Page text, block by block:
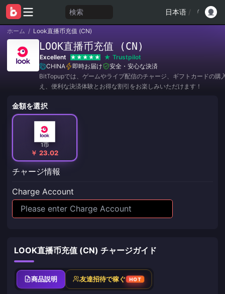
検索 日本语 /
ホーム / Look直播币充值 (CN)
LOOK直播币充值 (CN)
Excellent
Trustpilot
CHINA
即時お届け
安全・安心な決済
BitTopupでは、ゲームやライブ配信のチャージ、ギフトカードの購
え、便利な決済体験とお得な割引をお楽しみいただけます！
金額を選択
1币
￥ 23.02
チャージ情報
Charge Account
LOOK直播币充值 (CN) チャージガイド
商品説明 友達招待で稼ぐ HOT